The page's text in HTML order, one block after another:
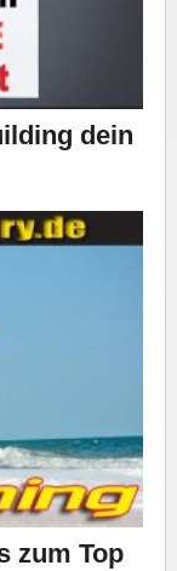
dein
zum Top